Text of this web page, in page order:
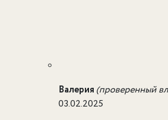
Валерия (проверенный
03.02.2025